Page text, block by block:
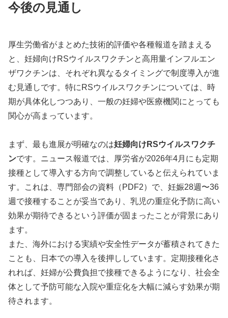
今後の見通し
厚生労働省がまとめた技術的評価や各種報道を踏まえる
と、妊婦向けRSウイルスワクチンと高用量インフルエン
ザワクチンは、それぞれ異なるタイミングで制度導入が進
む見通しです。特にRSウイルスワクチンについては、時
期が具体化しつつあり、一般の妊婦や医療機関にとっても
関心が高まっています。
まず、最も進展が明確なのは妊婦向けRSウイルスワクチ
ンです。ニュース報道では、厚労省が2026年4月にも定期
接種として導入する方向で調整していると伝えられていま
す。これは、専門部会の資料（PDF2）で、妊娠28週〜36
週で接種することが妥当であり、乳児の重症化予防に高い
効果が期待できるという評価が固まったことが背景にあり
ます。
また、海外における実績や安全性データが蓄積されてきた
ことも、日本での導入を後押ししています。定期接種化さ
れれば、妊婦が公費負担で接種できるようになり、社会全
体として予防可能な入院や重症化を大幅に減らす効果が期
待されます。